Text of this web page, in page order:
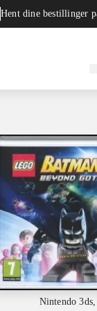
Hent dine bestillinger
Nintendo